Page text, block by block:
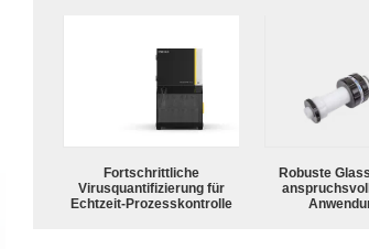
Fortschrittliche
Virusquantifizierung für
Echtzeit-Prozesskontrolle
Robuste